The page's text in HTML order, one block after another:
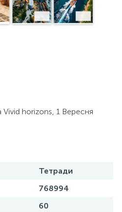
Vivid horizons, 1 Вересня
Тетради
768994
60